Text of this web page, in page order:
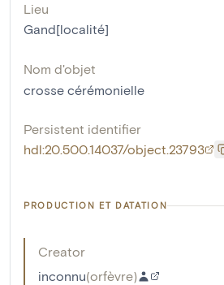
Lieu
Gand[localité]
Nom d'objet
crosse cérémonielle
Persistent identifier
hdl:20.500.14037/object.23793
PRODUCTION ET DATATION
Creator
inconnu(orfèvre)